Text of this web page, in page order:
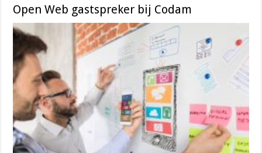
Open Web gastspreker bij Codam